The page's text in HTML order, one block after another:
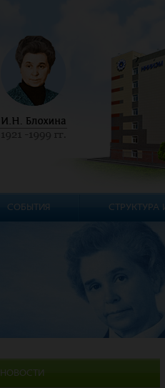
НОВОСТИ
СОБЫТИЯ СТРУКТУРА